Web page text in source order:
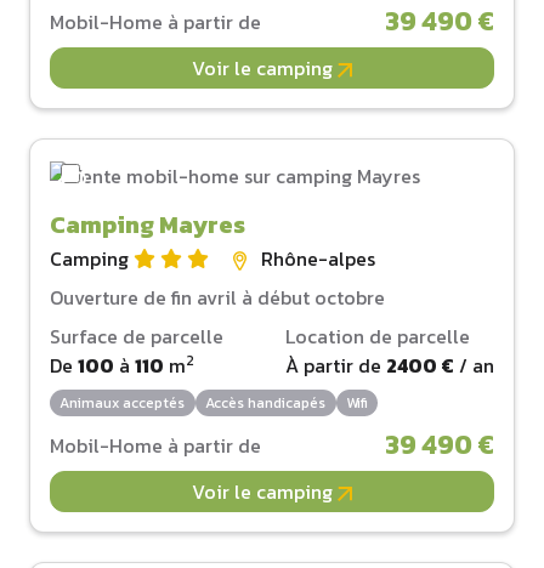
Mobil-Home à partir de 39 490 €
Voir le camping
Camping Mayres
Camping
Rhône-alpes
Ouverture de fin avril à début octobre
Surface de parcelle
De 100 à 110 m2
Location de parcelle
À partir de 2400 € / an
Animaux acceptés Accès handicapés Wifi
Mobil-Home à partir de 39 490 €
Voir le camping